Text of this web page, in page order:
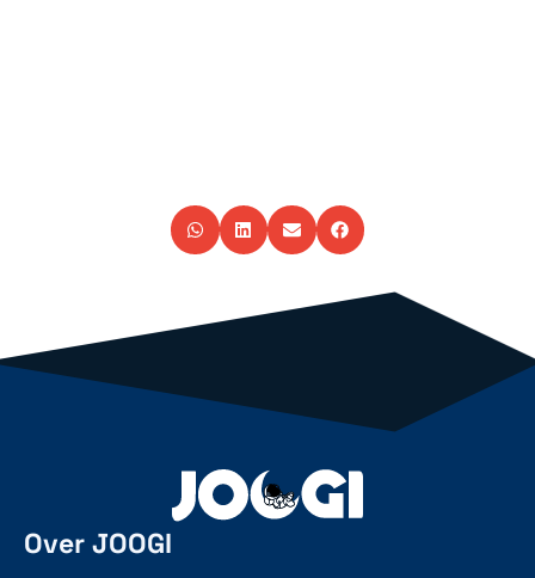
Over JOOGI